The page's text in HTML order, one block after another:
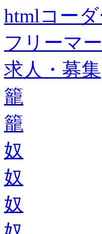
htmlコー
フリーマ
求人・募集
籠
籠
奴
奴
奴